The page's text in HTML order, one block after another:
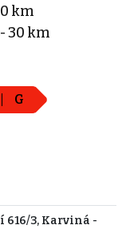
km
30 km
G
616/3, Karviná -